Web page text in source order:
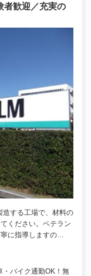
者歓迎／充実の
造する工場で、材料の
ください。ベテラン
に指導しますの…
バイク通勤OK！無